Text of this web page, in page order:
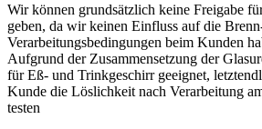
Wir können grundsätzlich keine Freigabe
geben, da wir keinen Einfluss auf die
Verarbeitungsbedingungen beim Kunden
Aufgrund der Zusammensetzung der
für Eß- und Trinkgeschirr geeignet,
Kunde die Löslichkeit nach Verarbeitung
testen